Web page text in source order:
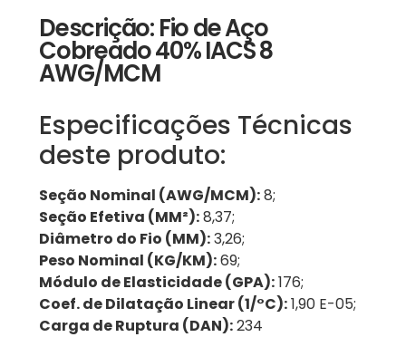
Descrição: Fio de Aço
Cobreado 40% IACS 8
AWG/MCM
Especificações Técnicas
deste produto:
Seção Nominal (AWG/MCM):8;
Seção Efetiva (MM²):8,37;
Diâmetro do Fio (MM):3,26;
Peso Nominal (KG/KM):69;
Módulo de Elasticidade (GPA):176;
Coef. de Dilatação Linear (1/°C):1,90 E-05;
Carga de Ruptura (DAN):234